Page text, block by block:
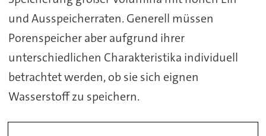
und Ausspeicherraten. Generell müssen
Porenspeicher aber aufgrund ihrer
unterschiedlichen Charakteristika individuell
betrachtet werden, ob sie sich eignen
Wasserstoff zu speichern.